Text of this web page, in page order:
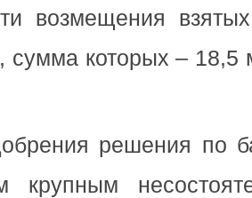
возмещения
сумма которых –
решения по
крупным